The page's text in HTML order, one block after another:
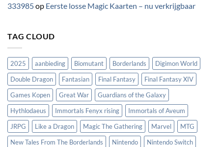
333985op Eerste losse Magic Kaarten – nu verkrijgbaar
TAG CLOUD
2025 aanbieding Biomutant Borderlands
Digimon World
Double Dragon
Fantasian Final Fantasy
Final Fantasy XIV
Games Kopen
Great War
Guardians of the Galaxy
Hythlodaeus
Immortals Fenyx rising
Immortals of Aveum
JRPG
Like a Dragon Magic The Gathering Marvel
MTG
New Tales From The Borderlands
Nintendo
Nintendo Switch